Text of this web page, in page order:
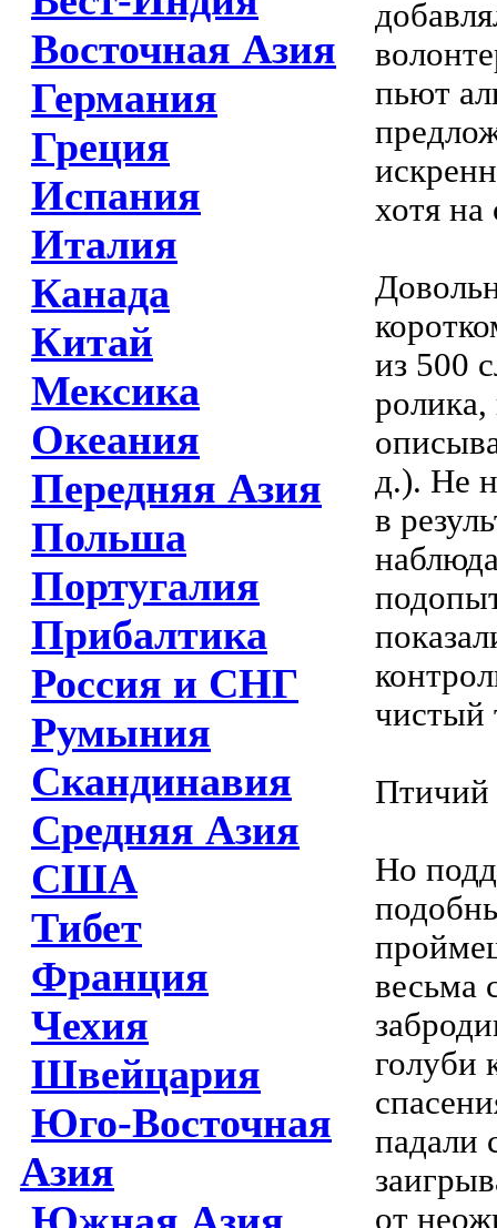
Восточная Азия
Германия
Греция
Испания
Италия
Канада
Китай
Мексика
Океания
Передняя Азия
Польша
Португалия
Прибалтика
Россия и СНГ
Румыния
Скандинавия
Средняя Азия
США
Тибет
Франция
Чехия
Швейцария
Юго-Восточная
Азия
пьют
хотя
из 500
д.). Не
в
чистый
Птичий
Но
весьма
голуби
падали
от